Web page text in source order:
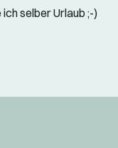
selber Urlaub ;-)